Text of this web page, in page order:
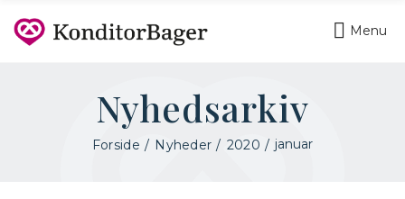
Menu
Nyhedsarkiv
Forside Nyheder 2020 januar